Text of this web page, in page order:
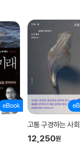
고통 구경하는 사회
12,250원